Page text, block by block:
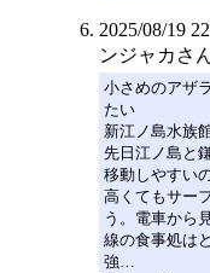
2025/08/19
ンジャカさ
小さめのアザ
たい
新江ノ島水族
先日江ノ島と
移動しやすい
高くてもサー
う。電車から
線の食事処は
強…